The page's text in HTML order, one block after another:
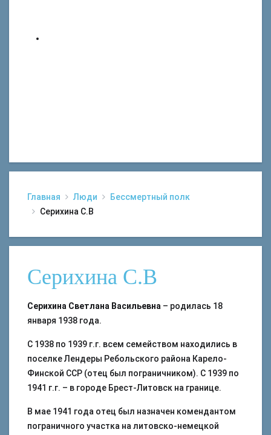
Главная Люди
Бессмертный полк
Серихина С.В
Серихина С.В
Серихина Светлана Васильевна – родилась 18
января 1938 года.
С 1938 по 1939 г.г. всем семейством находились в
поселке Лендеры Ребольского района Карело-
Финской ССР (отец был пограничником). С 1939 по
1941 г.г. – в городе Брест-Литовск на границе.
В мае 1941 года отец был назначен комендантом
пограничного участка на литовско-немецкой